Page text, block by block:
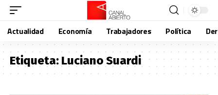
Actualidad Economía Trabajadores Política
Etiqueta:Luciano Suardi